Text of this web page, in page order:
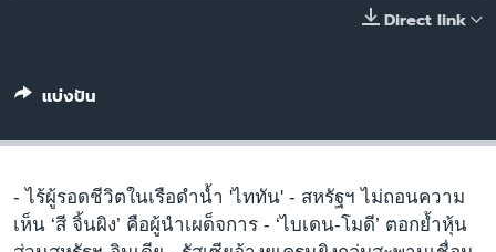
Direct link
แบ่งปัน
- ไร้ผู้รอดชีวิตในเรือดำน้ำ 'ไททัน' - สหรัฐฯ ไม่ถอนความ
เห็น ‘สี จิ้นผิง’ คือผู้นำเผด็จการ - ‘ไบเดน-โมดี’ ตอกย้ำหุ้น